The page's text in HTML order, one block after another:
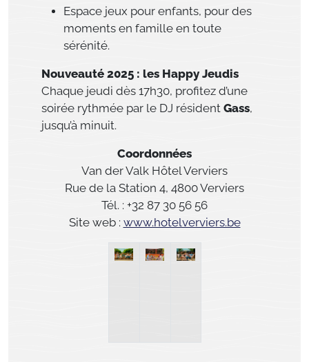
Espace jeux pour enfants, pour des
moments en famille en toute
sérénité.
Nouveauté 2025 : les Happy Jeudis
Chaque jeudi dès 17h30, profitez d’une
soirée rythmée par le DJ résident Gass,
jusqu’à minuit.
Coordonnées
Van der Valk Hôtel Verviers
Rue de la Station 4, 4800 Verviers
Tél. : +32 87 30 56 56
Site web : www.hotelverviers.be